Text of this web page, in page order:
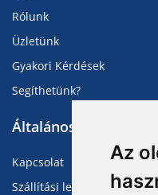
Az
Rólunk
Üzletünk
Gyakori Kérdések
Segíthetünk?
Általános Információk
Kapcsolat
Szállítási lehetőségek